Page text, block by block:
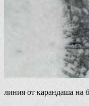
линия от карандаша на